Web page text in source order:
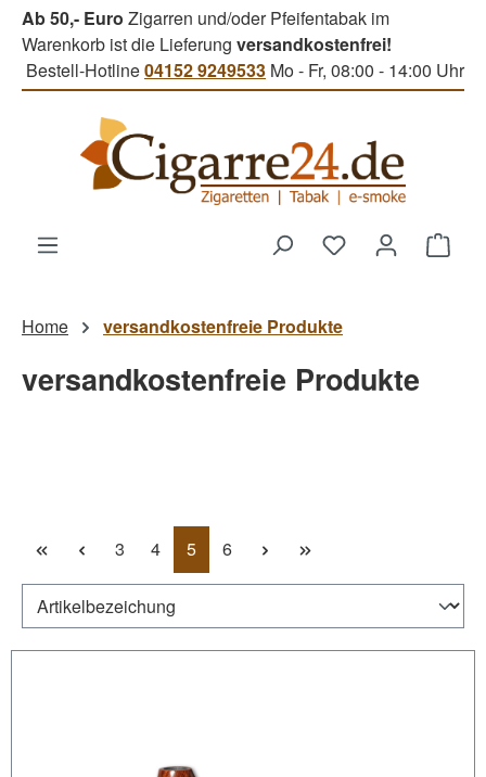
Zum Hauptinhalt springen
Ab 50,- Euro Zigarren und/oder Pfeifentabak im
Warenkorb ist die Lieferung versandkostenfrei!
Bestell-Hotline04152 9249533 Mo - Fr, 08:00 - 14:00 Uhr
Du hast 0
Home versandkostenfreie Produkte
versandkostenfreie Produkte
Seite
3 Seite
4 Seite
5 Seite
6